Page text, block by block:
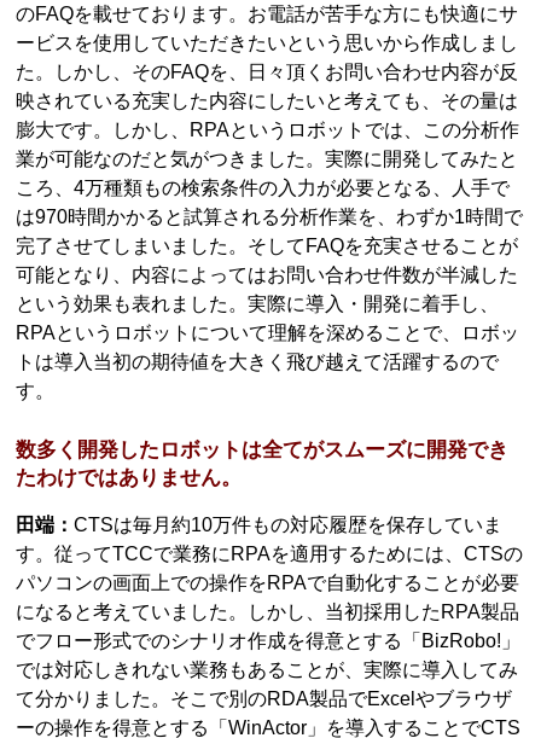
のFAQを載せております。お電話が苦手な方にも快適にサ
ービスを使用していただきたいという思いから作成しまし
た。しかし、そのFAQを、日々頂くお問い合わせ内容が反
映されている充実した内容にしたいと考えても、その量は
膨大です。しかし、RPAというロボットでは、この分析作
業が可能なのだと気がつきました。実際に開発してみたと
ころ、4万種類もの検索条件の入力が必要となる、人手で
は970時間かかると試算される分析作業を、わずか1時間で
完了させてしまいました。そしてFAQを充実させることが
可能となり、内容によってはお問い合わせ件数が半減した
という効果も表れました。実際に導入・開発に着手し、
RPAというロボットについて理解を深めることで、ロボッ
トは導入当初の期待値を大きく飛び越えて活躍するので
す。
数多く開発したロボットは全てがスムーズに開発でき
たわけではありません。
田端：CTSは毎月約10万件もの対応履歴を保存していま
す。従ってTCCで業務にRPAを適用するためには、CTSの
パソコンの画面上での操作をRPAで自動化することが必要
になると考えていました。しかし、当初採用したRPA製品
でフロー形式でのシナリオ作成を得意とする「BizRobo!」
では対応しきれない業務もあることが、実際に導入してみ
て分かりました。そこで別のRDA製品でExcelやブラウザ
ーの操作を得意とする「WinActor」を導入することでCTS